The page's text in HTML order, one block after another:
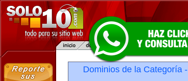
Dominios de la Categoría -